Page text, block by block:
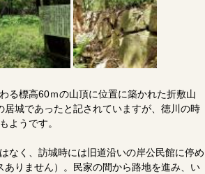
る標高60ｍの山頂に位置に築かれた折敷山
城であったと記されていますが、徳川の時
ようです。
なく、訪城時には旧道沿いの岸公民館に停め
りません）。民家の間から路地を進み、い